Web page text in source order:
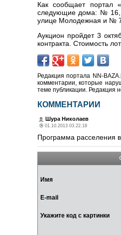
Как сообщает портал
следующие дома: № 16,
улице Молодежная и №
Аукцион пройдет 3
контракта. Стоимость
Редакция портала NN-
комментарии, которые
теме публикации. Редакция
КОММЕНТАРИИ
Шура Николаев
01.10.2013 03.22.18
Программа расселения
Имя
E-mail
Укажите код с картинки